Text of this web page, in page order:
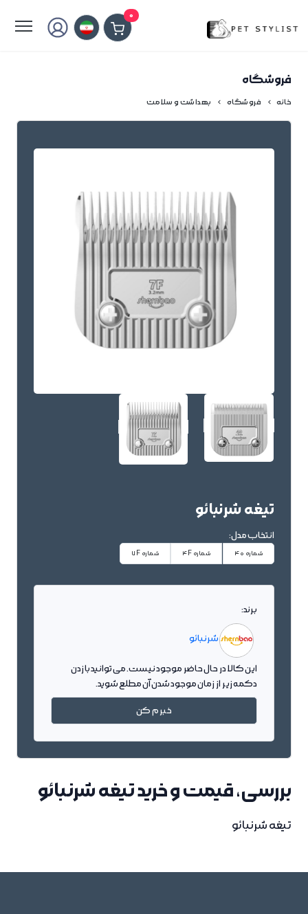
0
فروشگاه
خانه فروشگاه بهداشت و سلامت
تیغه شرنبائو
انتخاب مدل:
شماره 40 شماره 4F شماره 7F
برند:
شرنبائو
این کالا در حال حاضر موجود نیست. می توانید با زدن
دکمه زیر از زمان موجود شدن آن مطلع شوید.
خبرم کن
بررسی، قیمت و خرید تیغه شرنبائو
تیغه شرنبائو